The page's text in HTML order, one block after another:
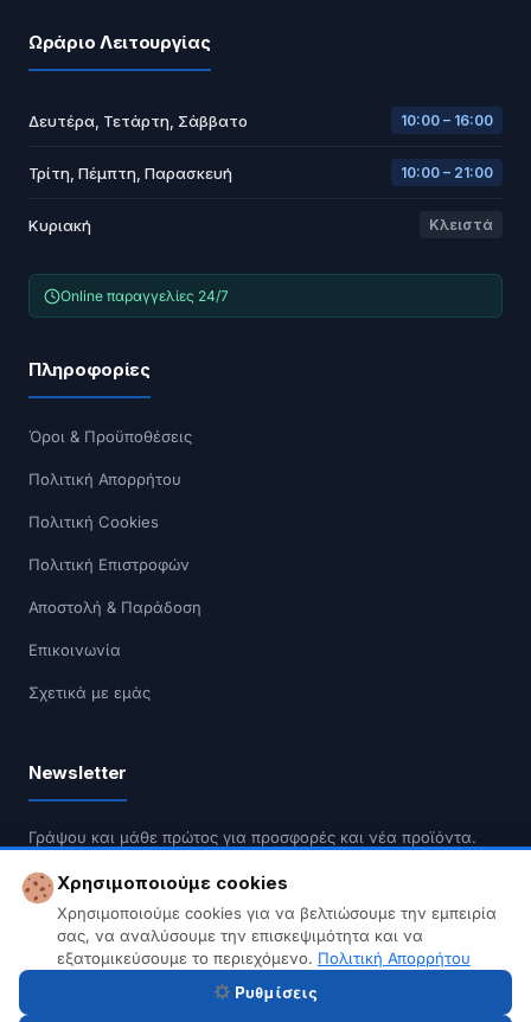
Ωράριο Λειτουργίας
Δευτέρα, Τετάρτη, Σάββατο 10:00 – 16:00
Τρίτη, Πέμπτη, Παρασκευή 10:00 – 21:00
Κυριακή Κλειστά
Online παραγγελίες 24/7
Πληροφορίες
Όροι & Προϋποθέσεις
Πολιτική Απορρήτου
Πολιτική Cookies
Πολιτική Επιστροφών
Αποστολή & Παράδοση
Επικοινωνία
Σχετικά με εμάς
Newsletter
Γράψου και μάθε πρώτος για προσφορές και νέα προϊόντα.
Δεν κάνουμε spam. Διαγραφή οποιαδήποτε στιγμή.
Χρησιμοποιούμε cookies
Χρησιμοποιούμε cookies για να βελτιώσουμε την εμπειρία
σας, να αναλύσουμε την επισκεψιμότητα και να
εξατομικεύσουμε το περιεχόμενο. Πολιτική Απορρήτου
Ρυθμίσεις